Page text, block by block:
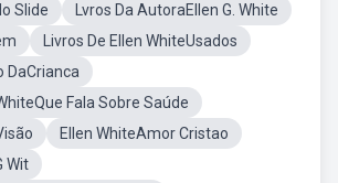
Slide
Lvros Da AutoraEllen G. White
Livros De Ellen WhiteUsados
DaCrianca
Fala Sobre Saúde
Ellen WhiteAmor Cristao
Wit